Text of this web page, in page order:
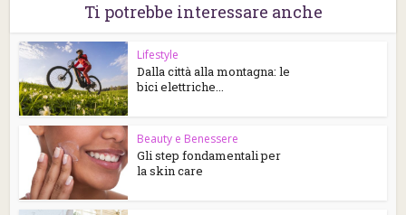
Ti potrebbe interessare anche
Lifestyle
Dalla città alla montagna: le
bici elettriche...
Beauty e Benessere
Gli step fondamentali per
la skin care